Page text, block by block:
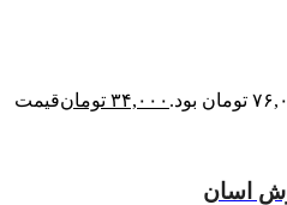
۳۴,۰۰۰ تومانقیمت
اسان